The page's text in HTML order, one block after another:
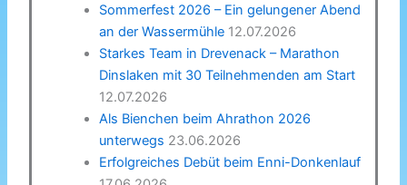
Sommerfest 2026 – Ein gelungener Abend
an der Wassermühle 12.07.2026
Starkes Team in Drevenack – Marathon
Dinslaken mit 30 Teilnehmenden am Start
12.07.2026
Als Bienchen beim Ahrathon 2026
unterwegs 23.06.2026
Erfolgreiches Debüt beim Enni-Donkenlauf